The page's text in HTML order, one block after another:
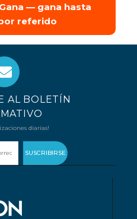
— gana hasta
referido
AL BOLETÍN
diarias!
SUSCRIBIRSE